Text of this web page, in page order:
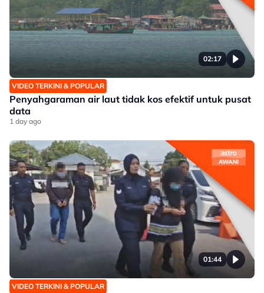
02:17
VIDEO TERKINI & POPULAR
Penyahgaraman air laut tidak kos efektif untuk pusat
data
1 day ago
01:44
VIDEO TERKINI & POPULAR